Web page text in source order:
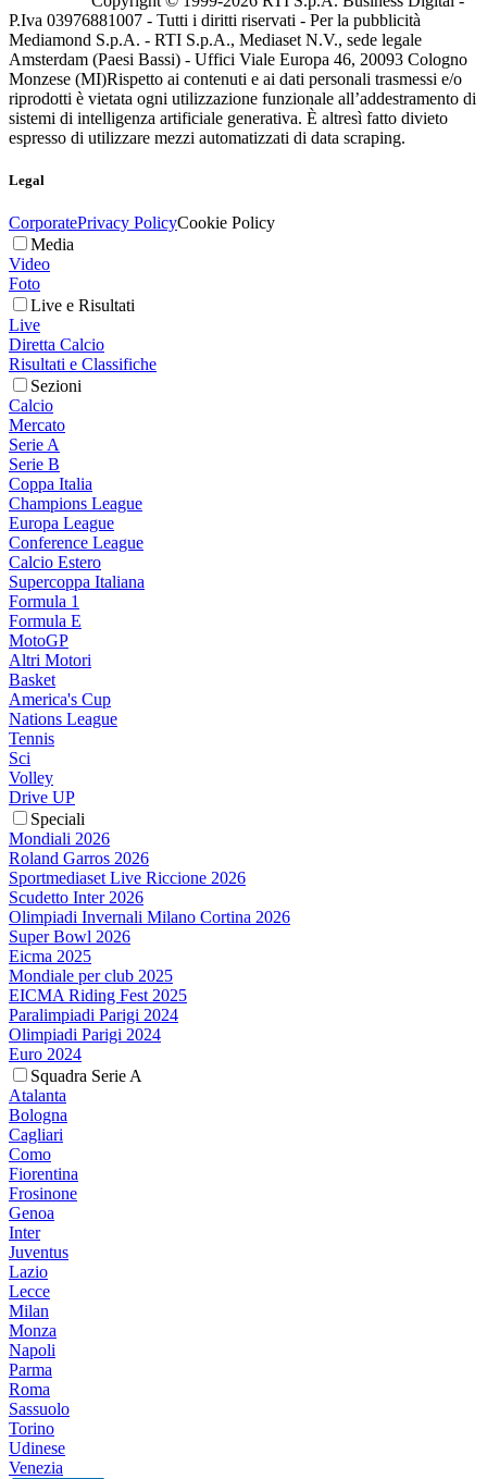
P.Iva 03976881007 - Tutti i diritti riservati - Per la pubblicità
Mediamond S.p.A. - RTI S.p.A., Mediaset N.V., sede legale
Amsterdam (Paesi Bassi) - Uffici Viale Europa 46, 20093 Cologno
Monzese (MI)Rispetto ai contenuti e ai dati personali trasmessi e/o
riprodotti è vietata ogni utilizzazione funzionale all’addestramento di
sistemi di intelligenza artificiale generativa. È altresì fatto divieto
espresso di utilizzare mezzi automatizzati di data scraping.
Legal
CorporatePrivacy PolicyCookie Policy
Media
Video
Foto
Live e Risultati
Live
Diretta Calcio
Risultati e Classifiche
Sezioni
Calcio
Mercato
Serie A
Serie B
Coppa Italia
Champions League
Europa League
Conference League
Calcio Estero
Supercoppa Italiana
Formula 1
Formula E
MotoGP
Altri Motori
Basket
America's Cup
Nations League
Tennis
Sci
Volley
Drive UP
Speciali
Mondiali 2026
Roland Garros 2026
Sportmediaset Live Riccione 2026
Scudetto Inter 2026
Olimpiadi Invernali Milano Cortina 2026
Super Bowl 2026
Eicma 2025
Mondiale per club 2025
EICMA Riding Fest 2025
Paralimpiadi Parigi 2024
Olimpiadi Parigi 2024
Euro 2024
Squadra Serie A
Atalanta
Bologna
Cagliari
Como
Fiorentina
Frosinone
Genoa
Inter
Juventus
Lazio
Lecce
Milan
Monza
Napoli
Parma
Roma
Sassuolo
Torino
Udinese
Venezia